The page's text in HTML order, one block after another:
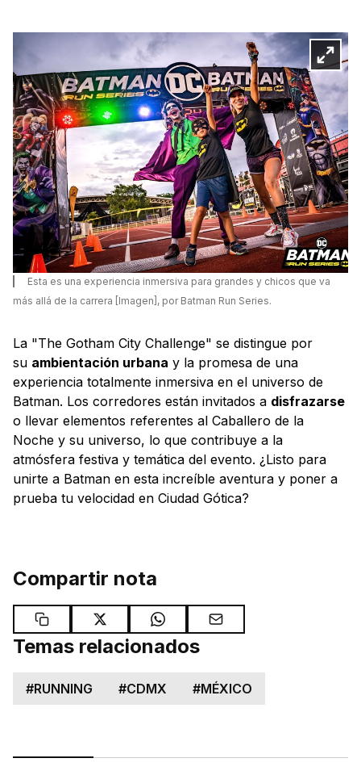
Esta es una experiencia inmersiva para grandes y chicos que va
más allá de la carrera [Imagen], por Batman Run Series.
La "The Gotham City Challenge" se distingue por
su ambientación urbana y la promesa de una
experiencia totalmente inmersiva en el universo de
Batman. Los corredores están invitados a disfrazarse
o llevar elementos referentes al Caballero de la
Noche y su universo, lo que contribuye a la
atmósfera festiva y temática del evento. ¿Listo para
unirte a Batman en esta increíble aventura y poner a
prueba tu velocidad en Ciudad Gótica?
Compartir nota
Temas relacionados
#RUNNING #CDMX #MÉXICO